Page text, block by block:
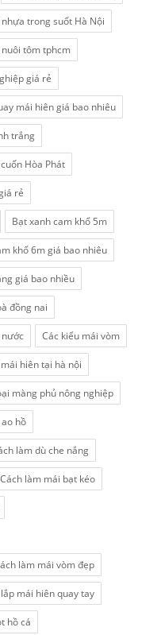
nhựa trong suốt Hà Nội
nuôi tôm tphcm
giá rẻ
mái hiên giá bao nhiêu
trắng
Hòa Phát
rẻ
Bạt xanh cam khổ 5m
khổ 6m giá bao nhiêu
giá bao nhiều
đồng nai
Các kiểu mái vòm
hiên tại hà nội
màng phủ nông nghiệp
hồ
làm dù che nắng
Cách làm mái bạt kéo
làm mái vòm đẹp
mái hiên quay tay
hồ cá